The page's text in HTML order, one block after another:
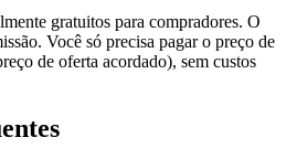
gratuitos para compradores. O
Você só precisa pagar o preço de
de oferta acordado), sem custos